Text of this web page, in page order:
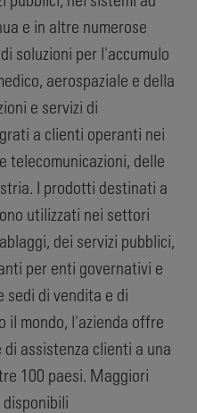
e in altre numerose
soluzioni per l'accumulo
aerospaziale e della
e servizi di
a clienti operanti nei
telecomunicazioni, delle
I prodotti destinati a
utilizzati nei settori
dei servizi pubblici,
per enti governativi e
sedi di vendita e di
il mondo, l'azienda offre
assistenza clienti a una
100 paesi. Maggiori
disponibili